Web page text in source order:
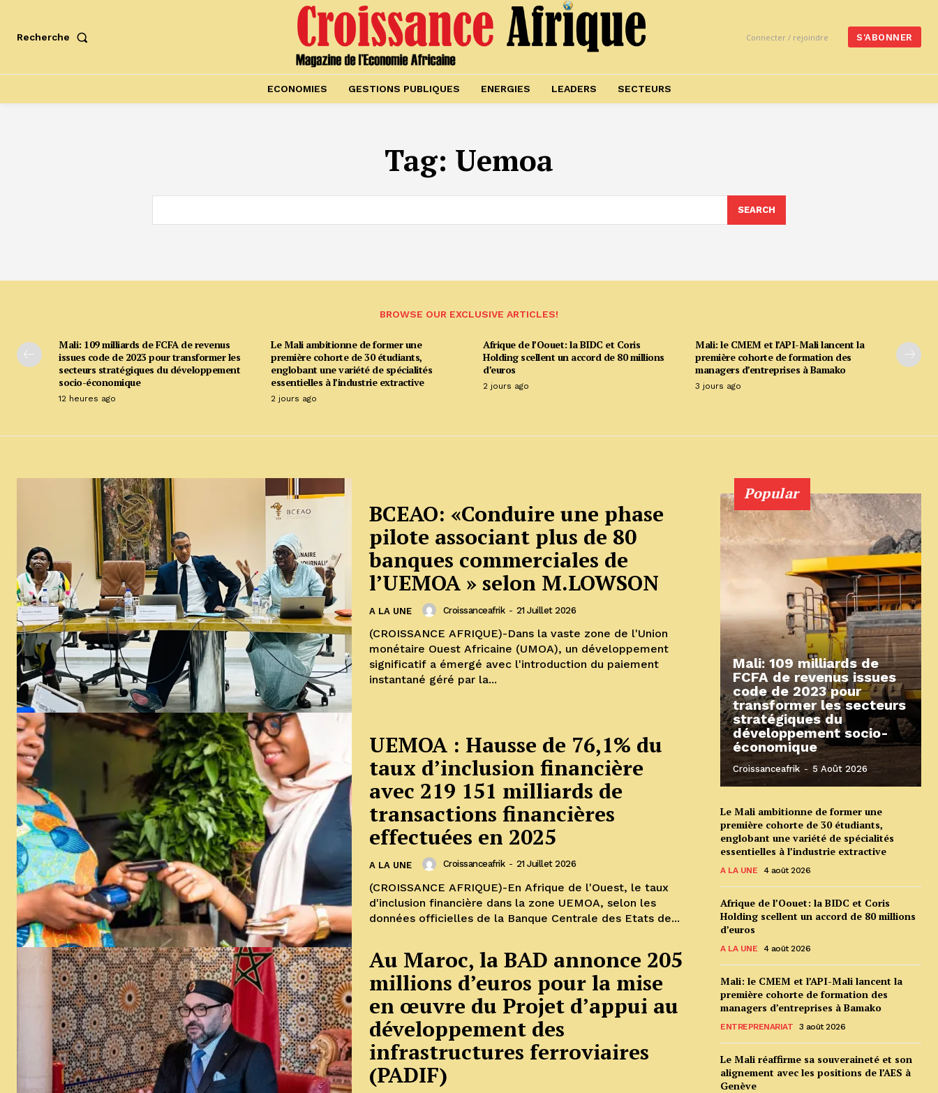
Recherche Connecter / rejoindre S'ABONNER
ECONOMIES GESTIONS PUBLIQUES ENERGIES LEADERS SECTEURS
Tag: Uemoa
SEARCH
BROWSE OUR EXCLUSIVE ARTICLES!
Mali: 109 milliards de FCFA de revenus
issues code de 2023 pour transformer les
secteurs stratégiques du développement
socio-économique
12 heures ago
Le Mali ambitionne de former une
première cohorte de 30 étudiants,
englobant une variété de spécialités
essentielles à l’industrie extractive
2 jours ago
Afrique de l’Oouet: la BIDC et Coris
Holding scellent un accord de 80 millions
d’euros
2 jours ago
Mali: le CMEM et l’API-Mali lancent la
première cohorte de formation des
managers d’entreprises à Bamako
3 jours ago
BCEAO: «Conduire une phase
pilote associant plus de 80
banques commerciales de
l’UEMOA » selon M.LOWSON
A LA UNE Croissanceafrik - 21 Juillet 2026
(CROISSANCE AFRIQUE)-Dans la vaste zone de l'Union
monétaire Ouest Africaine (UMOA), un développement
significatif a émergé avec l'introduction du paiement
instantané géré par la...
UEMOA : Hausse de 76,1% du
taux d’inclusion financière
avec 219 151 milliards de
transactions financières
effectuées en 2025
A LA UNE Croissanceafrik - 21 Juillet 2026
(CROISSANCE AFRIQUE)-En Afrique de l'Ouest, le taux
d'inclusion financière dans la zone UEMOA, selon les
données officielles de la Banque Centrale des Etats de...
Au Maroc, la BAD annonce 205
millions d’euros pour la mise
en œuvre du Projet d’appui au
développement des
infrastructures ferroviaires
(PADIF)
Popular
Mali: 109 milliards de
FCFA de revenus issues
code de 2023 pour
transformer les secteurs
stratégiques du
développement socio-
économique
Croissanceafrik - 5 Août 2026
Le Mali ambitionne de former une
première cohorte de 30 étudiants,
englobant une variété de spécialités
essentielles à l’industrie extractive
A LA UNE 4 août 2026
Afrique de l’Oouet: la BIDC et Coris
Holding scellent un accord de 80 millions
d’euros
A LA UNE 4 août 2026
Mali: le CMEM et l’API-Mali lancent la
première cohorte de formation des
managers d’entreprises à Bamako
ENTREPRENARIAT 3 août 2026
Le Mali réaffirme sa souveraineté et son
alignement avec les positions de l’AES à
Genève